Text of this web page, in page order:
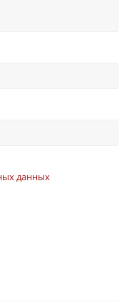
данных